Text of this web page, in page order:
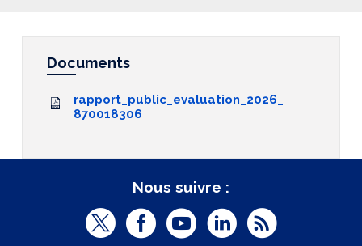
Documents
rapport_public_evaluation_2026_
870018306
Nous suivre :
T
F
Y
L
R